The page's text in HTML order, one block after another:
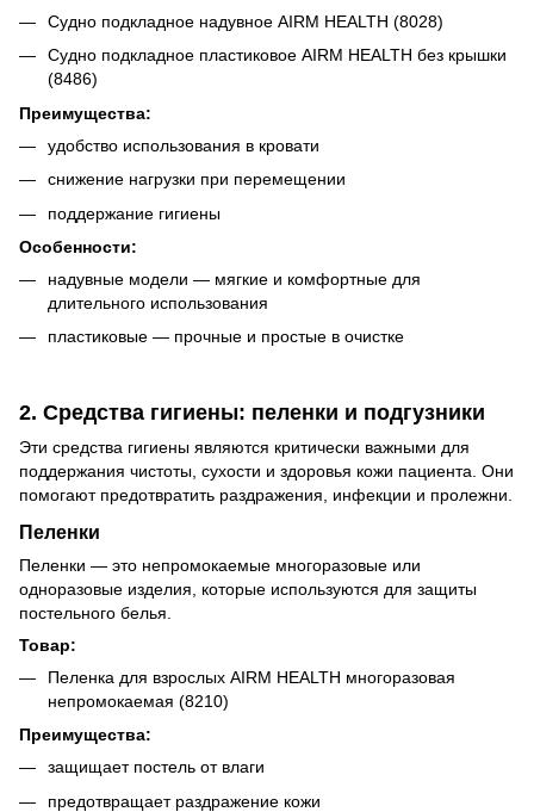
Судно подкладное надувное AIRM HEALTH (8028)
Судно подкладное пластиковое AIRM HEALTH без крышки
(8486)
Преимущества:
удобство использования в кровати
снижение нагрузки при перемещении
поддержание гигиены
Особенности:
надувные модели — мягкие и комфортные для
длительного использования
пластиковые — прочные и простые в очистке
2. Средства гигиены: пеленки и подгузники
Эти средства гигиены являются критически важными для
поддержания чистоты, сухости и здоровья кожи пациента. Они
помогают предотвратить раздражения, инфекции и пролежни.
Пеленки
Пеленки — это непромокаемые многоразовые или
одноразовые изделия, которые используются для защиты
постельного белья.
Товар:
Пеленка для взрослых AIRM HEALTH многоразовая
непромокаемая (8210)
Преимущества:
защищает постель от влаги
предотвращает раздражение кожи